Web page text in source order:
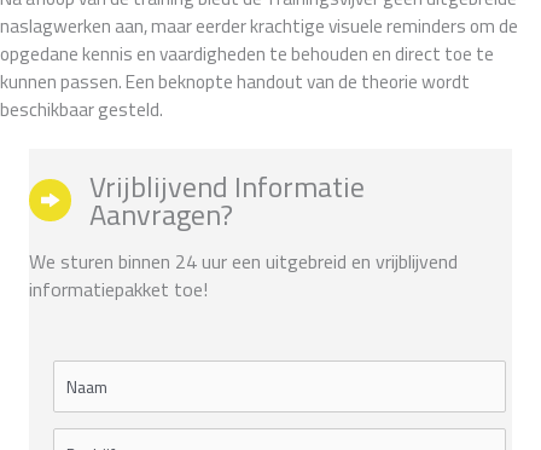
naslagwerken aan, maar eerder krachtige visuele reminders om de
opgedane kennis en vaardigheden te behouden en direct toe te
kunnen passen. Een beknopte handout van de theorie wordt
beschikbaar gesteld.
Vrijblijvend Informatie
Aanvragen?
We sturen binnen 24 uur een uitgebreid en vrijblijvend
informatiepakket toe!